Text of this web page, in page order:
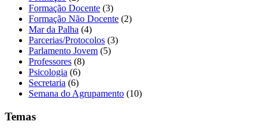
Formação Docente (3)
Formação Não Docente (2)
Mar da Palha (4)
Parcerias/Protocolos (3)
Parlamento Jovem (5)
Professores (8)
Psicologia (6)
Secretaria (6)
Semana do Agrupamento (10)
Temas